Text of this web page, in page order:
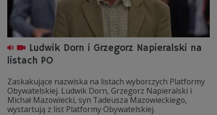
Ludwik Dorn i Grzegorz Napieralski na
listach PO
Zaskakujące nazwiska na listach wyborczych Platformy
Obywatelskiej. Ludwik Dorn, Grzegorz Napieralski i
Michał Mazowiecki, syn Tadeusza Mazowieckiego,
wystartują z list Platformy Obywatelskiej.